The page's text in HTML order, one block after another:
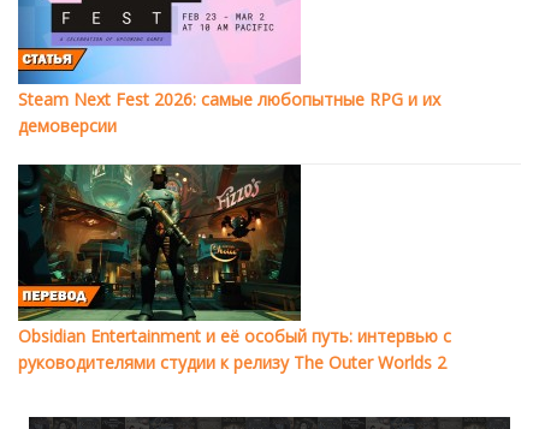
Steam Next Fest 2026: самые любопытные RPG и их
демоверсии
Obsidian Entertainment и её особый путь: интервью с
руководителями студии к релизу The Outer Worlds 2